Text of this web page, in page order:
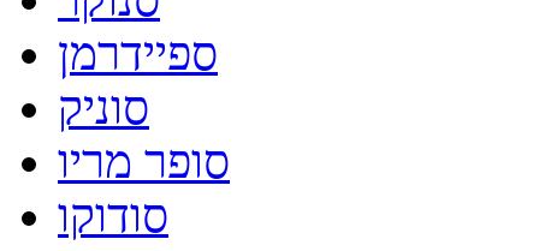
ספיידרמן
סוניק
סופר מריו
סודוקו